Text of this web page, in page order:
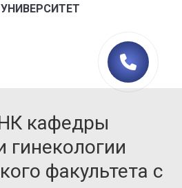
УНИВЕРСИТЕТ
кафедры
гинекологии
факультета с